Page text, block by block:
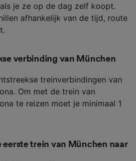
je ze op de dag zelf koopt.
afhankelijk van de tijd, route
verbinding van München
treinverbindingen van
Om met de trein van
te reizen moet je minimaal 1
eerste trein van München naar